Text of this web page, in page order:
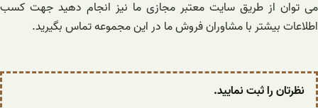
می توان از طریق سایت معتبر مجازی ما نیز انجام دهید جهت کسب
اطلاعات بیشتر با مشاوران فروش ما در این مجموعه تماس بگیرید.
نظرتان را ثبت نمایید.